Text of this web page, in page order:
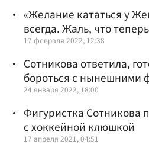
«Желание кататься у
всегда. Жаль, что
17 февраля 2022, 12:38
Сотникова ответила,
бороться с нынешними
24 января 2022, 18:00
Фигуристка Сотникова
с хоккейной клюшкой
17 апреля 2021, 04:51